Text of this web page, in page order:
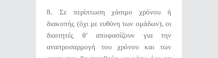
8. Σε περίπτωση χάσιμο χρόνου ή
διακοπής (όχι με ευθύνη των ομάδων), οι
διαιτητές θ’ αποφασίζουν για την
αναπροσαρμογή του χρόνου και των